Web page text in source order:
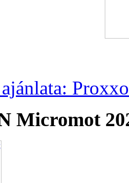
Micromot